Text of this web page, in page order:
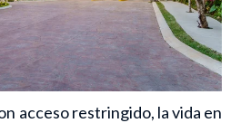
acceso restringido, la vida en